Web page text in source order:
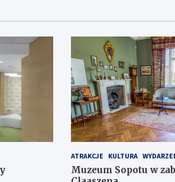
ATRAKCJE KULTURA
Muzeum Sopotu w